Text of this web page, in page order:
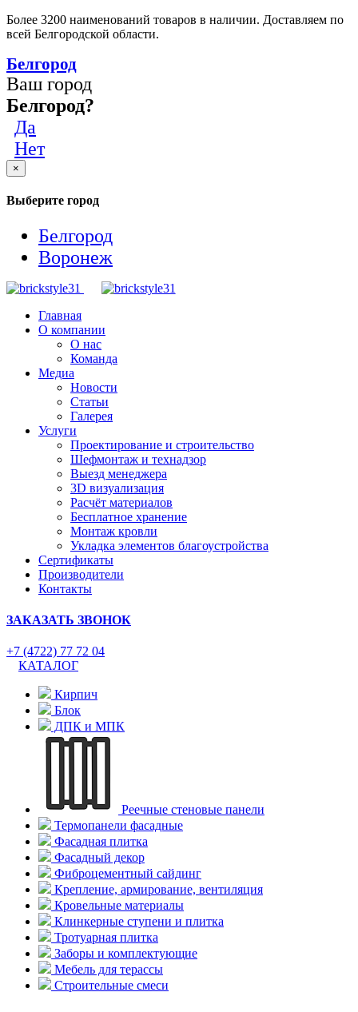
Более 3200 наименований товаров в наличии. Доставляем по
всей Белгородской области.
Белгород
Ваш город
Белгород?
Да
Нет
×
Выберите город
Белгород
Воронеж
Главная
О компании
О нас
Команда
Медиа
Новости
Статьи
Галерея
Услуги
Проектирование и строительство
Шефмонтаж и технадзор
Выезд менеджера
3D визуализация
Расчёт материалов
Бесплатное хранение
Монтаж кровли
Укладка элементов благоустройства
Сертификаты
Производители
Контакты
ЗАКАЗАТЬ ЗВОНОК
+7 (4722) 77 72 04
КАТАЛОГ
Кирпич
Блок
ДПК и МПК
Реечные стеновые панели
Термопанели фасадные
Фасадная плитка
Фасадный декор
Фиброцементный сайдинг
Крепление, армирование, вентиляция
Кровельные материалы
Клинкерные ступени и плитка
Тротуарная плитка
Заборы и комплектующие
Мебель для терассы
Строительные смеси